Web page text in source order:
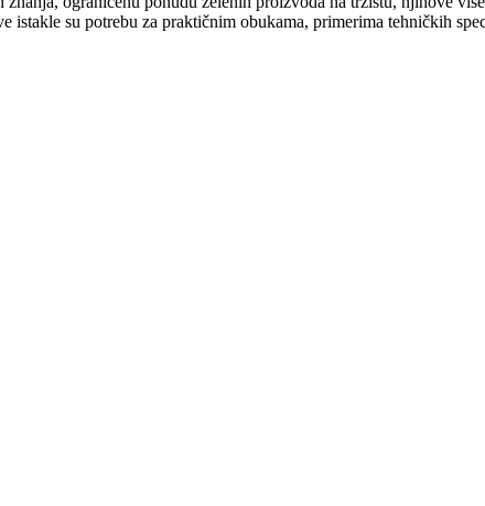
istakle su potrebu za praktičnim obukama, primerima tehničkih